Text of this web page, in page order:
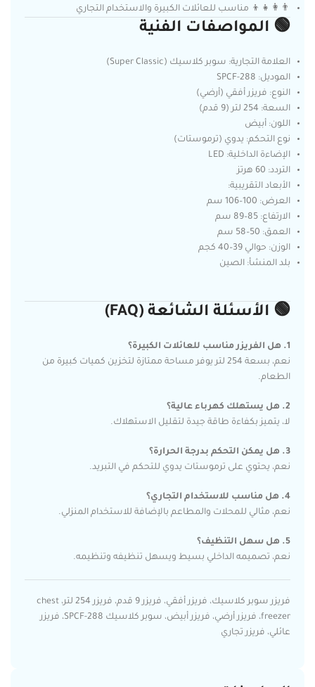
👨‍👩‍👧‍👦 مناسب للعائلات الكبيرة والاستخدام التجاري
🟢 المواصفات الفنية
العلامة التجارية: سوبر كلاسيك (Super Classic)
الموديل: SPCF-288
النوع: فريزر أفقي (أرضي)
السعة: 254 لتر (9 قدم)
اللون: أبيض
نوع التحكم: يدوي (ترموستات)
الإضاءة الداخلية: LED
التردد: 60 هرتز
الأبعاد التقريبية:
العرض: 100–106 سم
الارتفاع: 85–89 سم
العمق: 50–58 سم
الوزن: حوالي 39–40 كجم
بلد المنشأ: الصين
🟢 الأسئلة الشائعة (FAQ)
1. هل الفريزر مناسب للعائلات الكبيرة؟
نعم، بسعة 254 لتر يوفر مساحة ممتازة لتخزين كميات كبيرة من
الطعام.
2. هل يستهلك كهرباء عالية؟
لا، يتميز بكفاءة طاقة جيدة لتقليل الاستهلاك.
3. هل يمكن التحكم بدرجة الحرارة؟
نعم، يحتوي على ترموستات يدوي للتحكم في التبريد.
4. هل مناسب للاستخدام التجاري؟
نعم، مثالي للمحلات والمطاعم بالإضافة للاستخدام المنزلي.
5. هل سهل التنظيف؟
نعم، تصميمه الداخلي بسيط ويسهل تنظيفه وتنظيمه.
فريزر سوبر كلاسيك، فريزر أفقي، فريزر 9 قدم، فريزر 254 لتر، chest
freezer، فريزر أرضي، فريزر أبيض، سوبر كلاسيك SPCF-288، فريزر
عائلي، فريزر تجاري